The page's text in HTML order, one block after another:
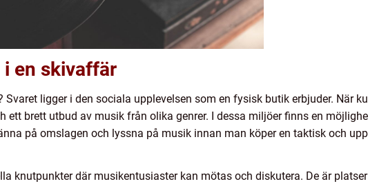
i en skivaffär
Svaret ligger i den sociala upplevelsen som en fysisk butik erbjuder. När
ett brett utbud av musik från olika genrer. I dessa miljöer finns en
på omslagen och lyssna på musik innan man köper en taktisk och
knutpunkter där musikentusiaster kan mötas och diskutera. De är